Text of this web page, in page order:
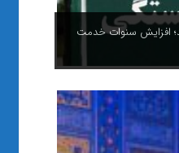
افزایش سنوات خدمت